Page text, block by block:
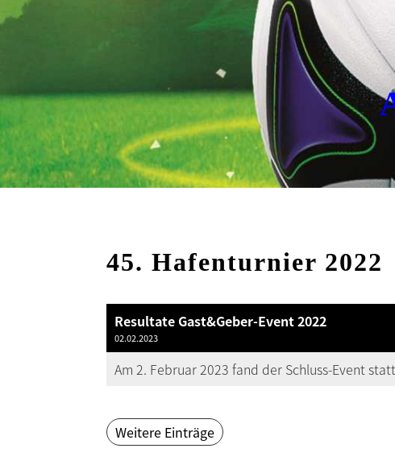
45. Hafenturnier 2022
Resultate Gast&Geber-Event 2022
02.02.2023
Am 2. Februar 2023 fand der Schluss-Event
Weitere Einträge